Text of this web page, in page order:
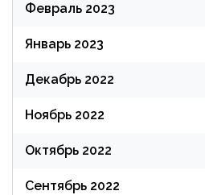
Февраль 2023
Январь 2023
Декабрь 2022
Ноябрь 2022
Октябрь 2022
Сентябрь 2022